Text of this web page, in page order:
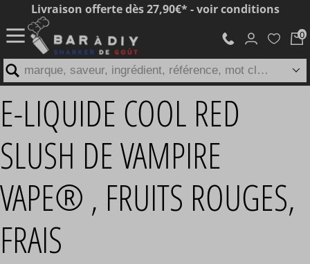
E-LIQUIDE COOL RED
SLUSH DE VAMPIRE
VAPE® , FRUITS ROUGES,
FRAIS
Livraison offerte dès 27,90€* - voir conditions
marque, saveur, ingrédient, référence, mot clé...